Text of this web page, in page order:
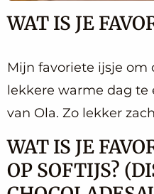
WAT IS JE
Mijn favoriete ijsje om
lekkere warme dag te
van Ola. Zo lekker
WAT IS JE
OP SOFTIJS?